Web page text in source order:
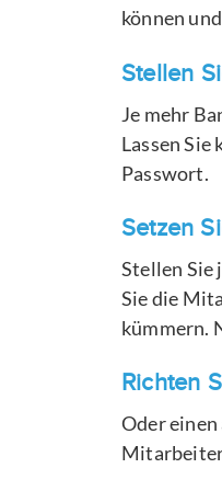
können
Stellen
Je mehr
Lassen
Passwort.
Setzen
Stellen Sie
Sie die
kümmern.
Richten
Oder